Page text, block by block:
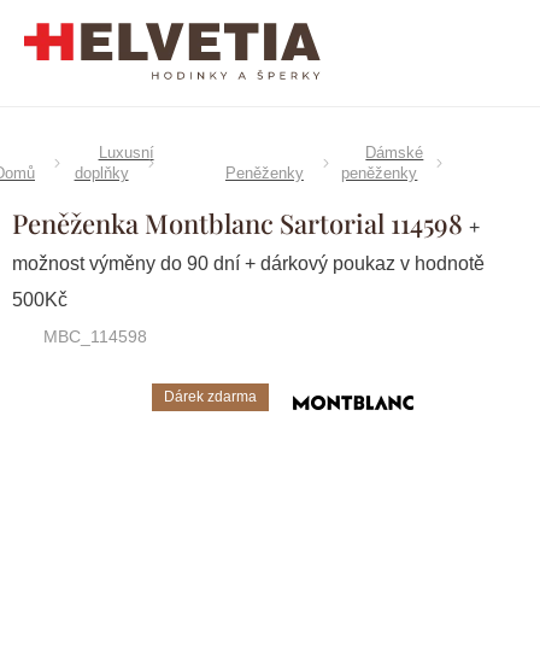
Luxusní
doplňky
Peněženky
Dámské
peněženky
Peněženka Montblanc Sartorial 114598 +
možnost výměny do 90 dní + dárkový poukaz v hodnotě
500Kč
MBC_114598
Dárek zdarma Značka:Montblanc